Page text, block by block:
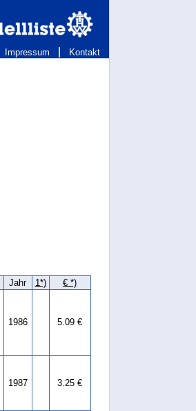
Impressum
Kontakt
Jahr 1*) € *)
1986 5.09 €
1987 3.25 €